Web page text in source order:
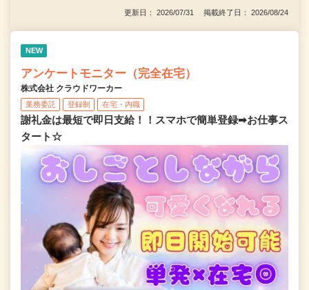
更新日： 2026/07/31 掲載終了日： 2026/08/24
NEW
アンケートモニター（完全在宅）
株式会社 クラウドワーカー
業務委託 登録制 在宅・内職
謝礼金は最短で即日支給！！スマホで簡単登録➡お仕事ス
タート☆